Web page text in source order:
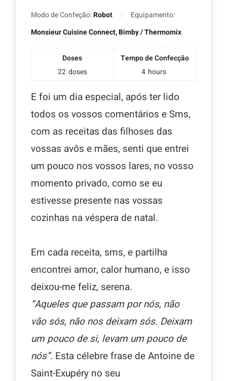
Modo de Confeção:Robot
Equipamento:
Monsieur Cuisine Connect, Bimby / Thermomix
Doses
22 doses
Tempo de Confecção
4 hours
E foi um dia especial, após ter lido
todos os vossos comentários e Sms,
com as receitas das filhoses das
vossas avôs e mães, senti que entrei
um pouco nos vossos lares, no vosso
momento privado, como se eu
estivesse presente nas vossas
cozinhas na véspera de natal.
Em cada receita, sms, e partilha
encontrei amor, calor humano, e isso
deixou-me feliz, serena.
“Aqueles que passam por nós, não
vão sós, não nos deixam sós. Deixam
um pouco de si, levam um pouco de
nós”. Esta célebre frase de Antoine de
Saint-Exupéry no seu